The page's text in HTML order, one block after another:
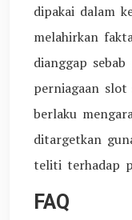
dipakai dalam
melahirkan
dianggap
perniagaan
berlaku
ditargetkan
teliti terhadap
FAQ